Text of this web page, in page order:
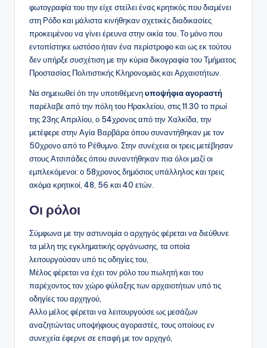
φωτογραφία του την είχε στείλει ένας κρητικός που διαμένει
στη Ρόδο και μάλιστα κινήθηκαν σχετικές διαδικασίες
προκειμένου να γίνει έρευνα στην οικία του. Το μόνο που
εντοπίστηκε ωστόσο ήταν ένα περίστροφο και ως εκ τούτου
δεν υπήρξε συσχέτιση με την κύρια δικογραφία του Τμήματος
Προστασίας Πολιτιστικής Κληρονομιάς και Αρχαιοτήτων.
Να σημειωθεί ότι την υποτιθέμενηυποψήφια αγοραστή
παρέλαβε από την πόλη του Ηρακλείου, στις 11.30 το πρωί
της 23ης Απριλίου, ο 54χρονος από την Χαλκίδα, την
μετέφερε στην Αγία Βαρβάρα όπου συναντήθηκαν με τον
50χρονο από το Ρέθυμνο. Στην συνέχεια οι τρεις μετέβησαν
στους Ατσιπάδες όπου συναντήθηκαν πια όλοι μαζί οι
εμπλεκόμενοι: ο 58χρονος δημόσιος υπάλληλος και τρεις
ακόμα κρητικοί, 48, 56 και 40 ετών.
Οι ρόλοι
Σύμφωνα με την αστυνομία ο αρχηγός φέρεται να διεύθυνε
τα μέλη της εγκληματικής οργάνωσης, τα οποία
λειτουργούσαν υπό τις οδηγίες του,
Μέλος φέρεται να έχει τον ρόλο του πωλητή και του
παρέχοντος τον χώρο φύλαξης των αρχαιοτήτων υπό τις
οδηγίες του αρχηγού,
Αλλο μέλος φέρεται να λειτουργούσε ως μεσάζων
αναζητώντας υποψήφιους αγοραστές, τους οποίους εν
συνεχεία έφερνε σε επαφή με τον αρχηγό,